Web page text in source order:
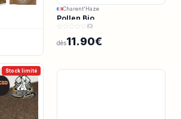
Charent'Haze
Pollen Bio
(0)
dès11.90€
Stock limité